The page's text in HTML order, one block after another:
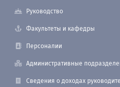
Руководство
Факультеты и кафедры
Персоналии
Административные
Сведения о доходах